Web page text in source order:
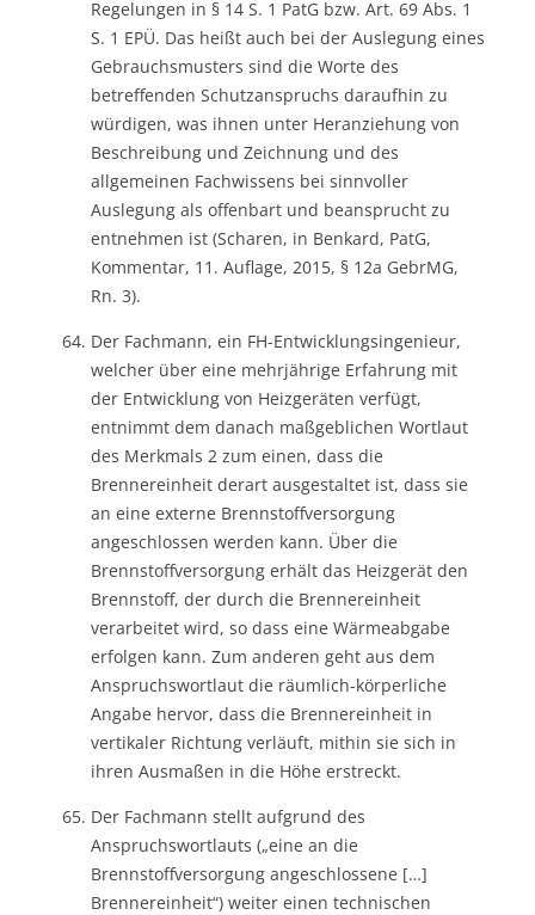
Regelungen in § 14 S. 1 PatG bzw. Art. 69 Abs. 1
S. 1 EPÜ. Das heißt auch bei der Auslegung eines
Gebrauchsmusters sind die Worte des
betreffenden Schutzanspruchs daraufhin zu
würdigen, was ihnen unter Heranziehung von
Beschreibung und Zeichnung und des
allgemeinen Fachwissens bei sinnvoller
Auslegung als offenbart und beansprucht zu
entnehmen ist (Scharen, in Benkard, PatG,
Kommentar, 11. Auflage, 2015, § 12a GebrMG,
Rn. 3).
Der Fachmann, ein FH-Entwicklungsingenieur,
welcher über eine mehrjährige Erfahrung mit
der Entwicklung von Heizgeräten verfügt,
entnimmt dem danach maßgeblichen Wortlaut
des Merkmals 2 zum einen, dass die
Brennereinheit derart ausgestaltet ist, dass sie
an eine externe Brennstoffversorgung
angeschlossen werden kann. Über die
Brennstoffversorgung erhält das Heizgerät den
Brennstoff, der durch die Brennereinheit
verarbeitet wird, so dass eine Wärmeabgabe
erfolgen kann. Zum anderen geht aus dem
Anspruchswortlaut die räumlich-körperliche
Angabe hervor, dass die Brennereinheit in
vertikaler Richtung verläuft, mithin sie sich in
ihren Ausmaßen in die Höhe erstreckt.
Der Fachmann stellt aufgrund des
Anspruchswortlauts („eine an die
Brennstoffversorgung angeschlossene […]
Brennereinheit“) weiter einen technischen